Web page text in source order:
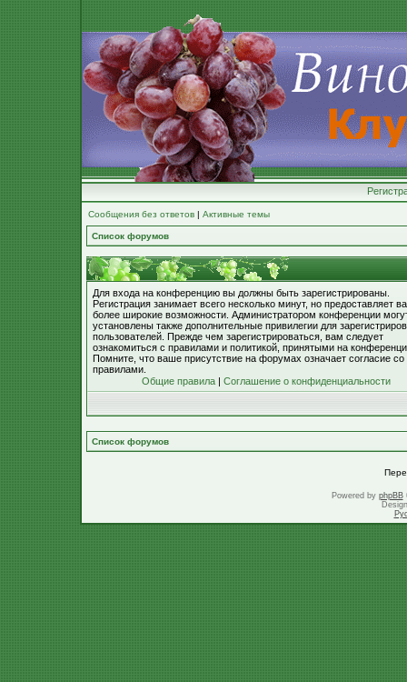
Сообщения без ответов | Активные темы
Список форумов
Для входа на конференцию вы должны быть зарегистрированы.
Регистрация занимает всего несколько минут, но предоставляет
более широкие возможности. Администратором конференции
установлены также дополнительные привилегии для
пользователей. Прежде чем зарегистрироваться, вам следует
ознакомиться с правилами и политикой, принятыми на
Помните, что ваше присутствие на форумах означает согласие со
правилами.
Общие правила | Соглашение о конфиденциальности
Список форумов
Powered by phpBB